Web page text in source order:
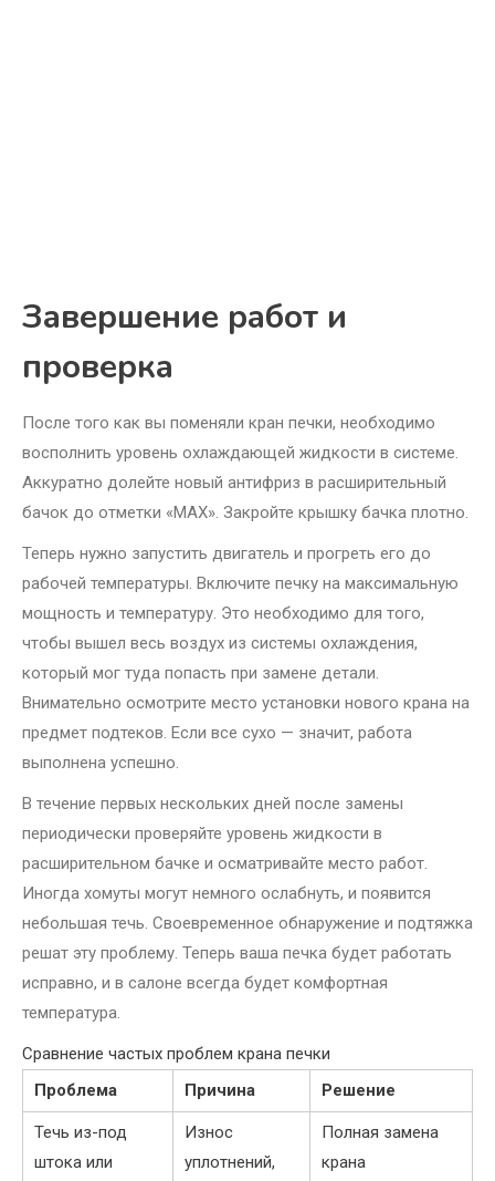
Завершение работ и
проверка
После того как вы поменяли кран печки, необходимо
восполнить уровень охлаждающей жидкости в системе.
Аккуратно долейте новый антифриз в расширительный
бачок до отметки «MAX». Закройте крышку бачка плотно.
Теперь нужно запустить двигатель и прогреть его до
рабочей температуры. Включите печку на максимальную
мощность и температуру. Это необходимо для того,
чтобы вышел весь воздух из системы охлаждения,
который мог туда попасть при замене детали.
Внимательно осмотрите место установки нового крана на
предмет подтеков. Если все сухо — значит, работа
выполнена успешно.
В течение первых нескольких дней после замены
периодически проверяйте уровень жидкости в
расширительном бачке и осматривайте место работ.
Иногда хомуты могут немного ослабнуть, и появится
небольшая течь. Своевременное обнаружение и подтяжка
решат эту проблему. Теперь ваша печка будет работать
исправно, и в салоне всегда будет комфортная
температура.
Сравнение частых проблем крана печки
Проблема
Причина Решение
Течь из-под
штока или
Износ
уплотнений,
Полная замена
крана